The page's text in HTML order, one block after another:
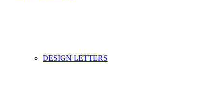
DESIGN LETTERS